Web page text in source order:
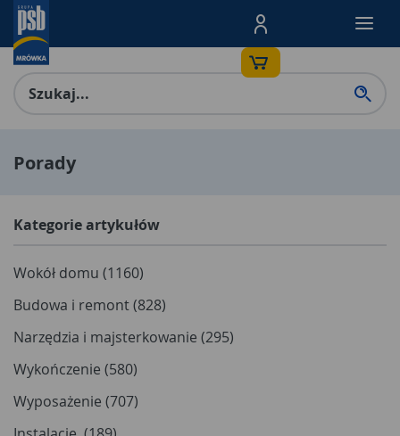
Menu Produktów,
Porady
Kategorie artykułów
Wokół domu (1160)
Budowa i remont (828)
Narzędzia i majsterkowanie (295)
Wykończenie (580)
Wyposażenie (707)